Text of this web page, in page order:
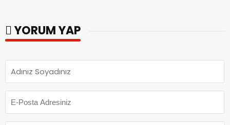
YORUM YAP